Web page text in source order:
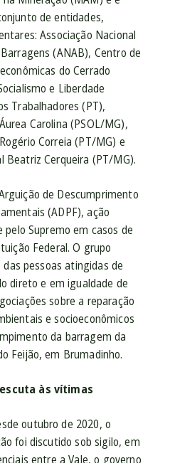
de entidades,
Associação Nacional
(ANAB), Centro de
do Cerrado
e Liberdade
Trabalhadores (PT),
Carolina (PSOL/MG),
Correia (PT/MG) e
Beatriz Cerqueira (PT/MG).
de Descumprimento
(ADPF), ação
pelo Supremo em casos de
Federal. O grupo
pessoas atingidas de
direto e em igualdade de
sobre a reparação
e socioeconômicos
da barragem da
Feijão, em Brumadinho.
às vítimas
outubro de 2020, o
foi discutido sob sigilo, em
entre a Vale, o governo